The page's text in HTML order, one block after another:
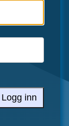
Logg inn